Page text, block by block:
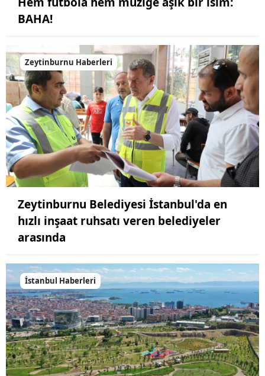
BAHA!
Zeytinburnu Haberleri
Zeytinburnu Belediyesi İstanbul'da en
hızlı inşaat ruhsatı veren belediyeler
arasında
İstanbul Haberleri